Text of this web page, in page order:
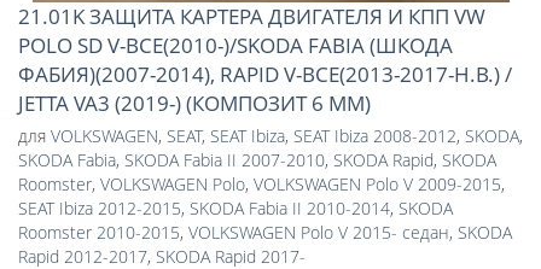
21.01K ЗАЩИТА КАРТЕРА ДВИГАТЕЛЯ И КПП VW
POLO SD V-ВСЕ(2010-)/SKODA FABIA (ШКОДА
ФАБИЯ)(2007-2014), RAPID V-ВСЕ(2013-2017-Н.В.) /
JETTA VA3 (2019-) (КОМПОЗИТ 6 ММ)
для VOLKSWAGEN, SEAT, SEAT Ibiza, SEAT Ibiza 2008-2012, SKODA,
SKODA Fabia, SKODA Fabia II 2007-2010, SKODA Rapid, SKODA
Roomster, VOLKSWAGEN Polo, VOLKSWAGEN Polo V 2009-2015,
SEAT Ibiza 2012-2015, SKODA Fabia II 2010-2014, SKODA
Roomster 2010-2015, VOLKSWAGEN Polo V 2015- седан, SKODA
Rapid 2012-2017, SKODA Rapid 2017-